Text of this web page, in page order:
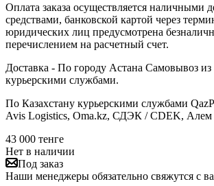
Оплата заказа осуществляется наличными
средствами, банковской картой через
юридических лиц предусмотрена
перечислением на расчетный счет.
Доставка - По городу Астана Самовывоз
курьерскими службами.
По Казахстану курьерскими службами
Avis Logistics, Oma.kz, СДЭК / CDEK,
43 000 тенге
Нет в наличии
Под заказ
Наши менеджеры обязательно свяжутся с